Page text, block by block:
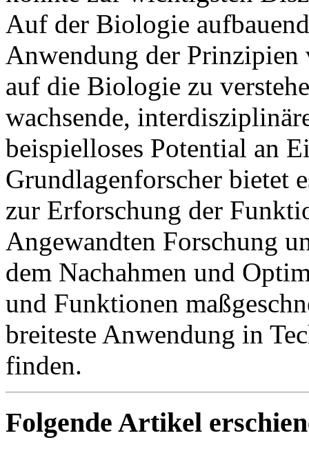
Auf der Biologie
Anwendung der Prinzipien
auf die Biologie zu
wachsende,
beispielloses Potential an
Grundlagenforscher bietet
zur Erforschung der
Angewandten Forschung
dem Nachahmen und
und Funktionen
breiteste Anwendung in
finden.
Folgende Artikel